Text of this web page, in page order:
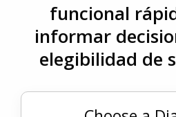
funcional
informar
elegibilidad de